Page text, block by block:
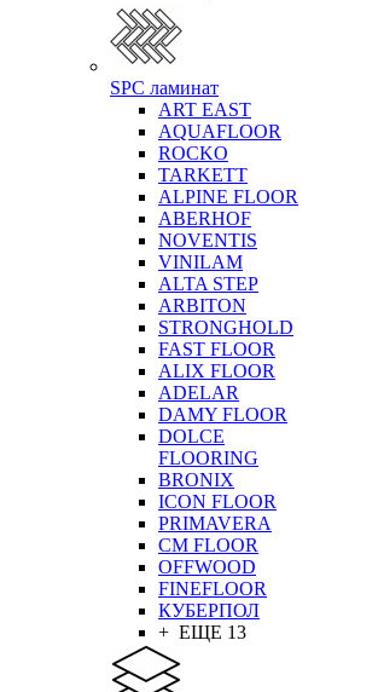
SPC ламинат
ART EAST
AQUAFLOOR
ROCKO
TARKETT
ALPINE FLOOR
ABERHOF
NOVENTIS
VINILAM
ALTA STEP
ARBITON
STRONGHOLD
FAST FLOOR
ALIX FLOOR
ADELAR
DAMY FLOOR
DOLCE
FLOORING
BRONIX
ICON FLOOR
PRIMAVERA
CM FLOOR
OFFWOOD
FINEFLOOR
КУБЕРПОЛ
+ ЕЩЕ 13